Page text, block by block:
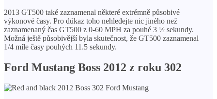
2013 GT500 také zaznamenal některé extrémně působivé
výkonové časy. Pro důkaz toho nehledejte nic jiného než
zaznamenaný čas GT500 z 0-60 MPH za pouhé 3 ½ sekundy.
Možná ještě působivější byla skutečnost, že GT500 zaznamenal
1/4 míle časy pouhých 11.5 sekundy.
Ford Mustang Boss 2012 z roku 302